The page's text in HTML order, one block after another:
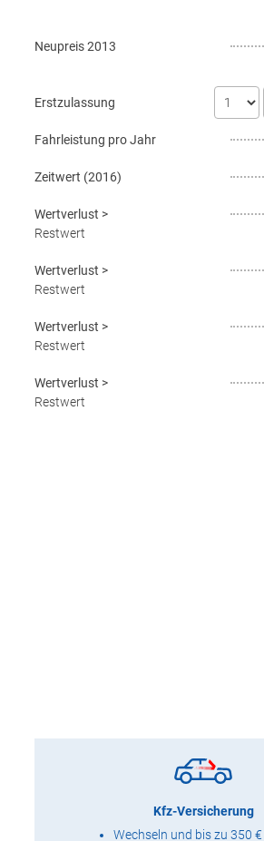
Neupreis2013
Erstzulassung
Fahrleistung pro Jahr
Zeitwert (2016)
Wertverlust >
Restwert
Wertverlust >
Restwert
Wertverlust >
Restwert
Wertverlust >
Restwert
Kfz-Versicherung
Wechseln und bis zu 350